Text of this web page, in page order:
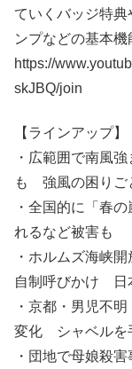
ていくバッジ特
ンプなどの基本
https://
skJBQ/join
【ラインアップ】
・広範囲で南風
も 強風の困りご
・全国的に「春
れるなど被害も
・ホルムズ海峡
自制呼びかけ 日
・京都・男児不
変化 シャベルを
・団地で母娘殺